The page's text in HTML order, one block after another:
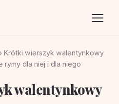
Krótki wierszyk walentynkowy
dla niej i dla niego
walentynkowy